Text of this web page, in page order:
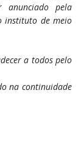
pela
instituto de meio
a todos pelo
na continuidade